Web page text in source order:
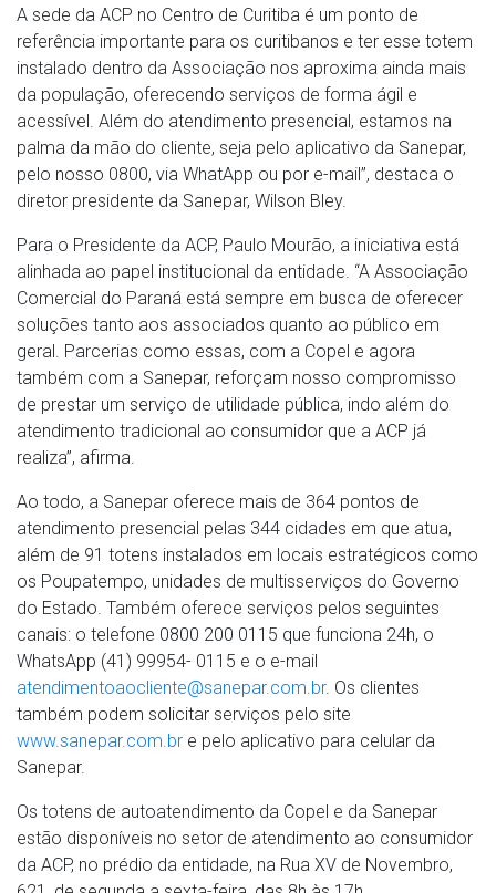
A sede da ACP no Centro de Curitiba é um ponto de
referência importante para os curitibanos e ter esse totem
instalado dentro da Associação nos aproxima ainda mais
da população, oferecendo serviços de forma ágil e
acessível. Além do atendimento presencial, estamos na
palma da mão do cliente, seja pelo aplicativo da Sanepar,
pelo nosso 0800, via WhatApp ou por e-mail”, destaca o
diretor presidente da Sanepar, Wilson Bley.
Para o Presidente da ACP, Paulo Mourão, a iniciativa está
alinhada ao papel institucional da entidade. “A Associação
Comercial do Paraná está sempre em busca de oferecer
soluções tanto aos associados quanto ao público em
geral. Parcerias como essas, com a Copel e agora
também com a Sanepar, reforçam nosso compromisso
de prestar um serviço de utilidade pública, indo além do
atendimento tradicional ao consumidor que a ACP já
realiza”, afirma.
Ao todo, a Sanepar oferece mais de 364 pontos de
atendimento presencial pelas 344 cidades em que atua,
além de 91 totens instalados em locais estratégicos como
os Poupatempo, unidades de multisserviços do Governo
do Estado. Também oferece serviços pelos seguintes
canais: o telefone 0800 200 0115 que funciona 24h, o
WhatsApp (41) 99954- 0115 e o e-mail
atendimentoaocliente@sanepar.com.br. Os clientes
também podem solicitar serviços pelo site
www.sanepar.com.br e pelo aplicativo para celular da
Sanepar.
Os totens de autoatendimento da Copel e da Sanepar
estão disponíveis no setor de atendimento ao consumidor
da ACP, no prédio da entidade, na Rua XV de Novembro,